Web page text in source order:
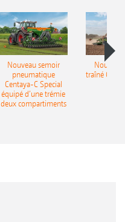
Nouveau semoir
pneumatique
Centaya-C Special
équipé d’une trémie
deux compartiments
traîné